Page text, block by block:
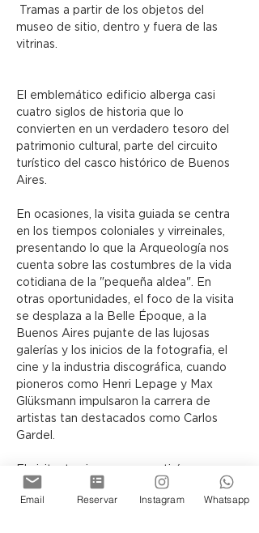
museo de sitio, dentro y fuera de las
vitrinas.
El emblemático edificio alberga casi
cuatro siglos de historia que lo
convierten en un verdadero tesoro del
patrimonio cultural, parte del circuito
turístico del casco histórico de Buenos
Aires.
En ocasiones, la visita guiada se centra
en los tiempos coloniales y virreinales,
presentando lo que la Arqueología nos
cuenta sobre las costumbres de la vida
cotidiana de la "pequeña aldea". En
otras oportunidades, el foco de la visita
se desplaza a la Belle Époque, a la
Buenos Aires pujante de las lujosas
galerías y los inicios de la fotografia, el
cine y la industria discográfica, cuando
pioneros como Henri Lepage y Max
Glüksmann impulsaron la carrera de
artistas tan destacados como Carlos
Gardel.
transportado en el tiempo y
protagonista de la historia de los
Email Reservar Instagram Whatsapp